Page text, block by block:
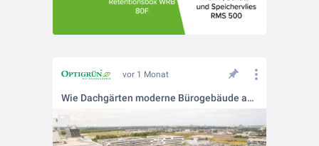
vor 1 Monat
Wie Dachgärten moderne Bürogebäude aufwerten.